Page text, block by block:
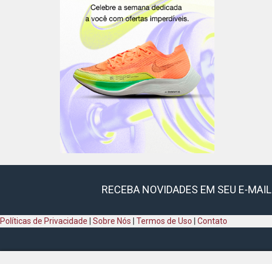
RECEBA NOVIDADES EM SEU E-MAIL
Políticas de Privacidade Sobre Nós Termos de Uso Contato